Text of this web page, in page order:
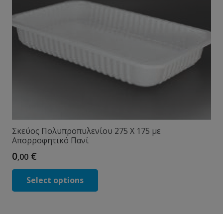
Σκεύος Πολυπροπυλενίου 275 X 175 με
Απορροφητικό Πανί
0,00 €
Select options